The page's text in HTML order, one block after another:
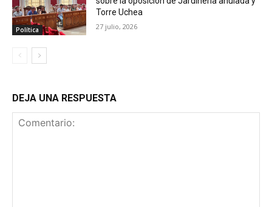
Política
Torre Uchea
27 julio, 2026
DEJA UNA RESPUESTA